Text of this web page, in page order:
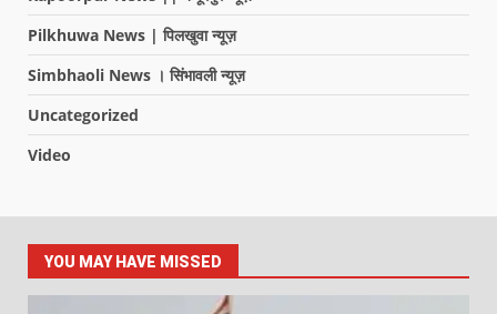
Pilkhuwa News | पिलखुवा न्यूज़
Simbhaoli News । सिंभावली न्यूज़
Uncategorized
Video
YOU MAY HAVE MISSED